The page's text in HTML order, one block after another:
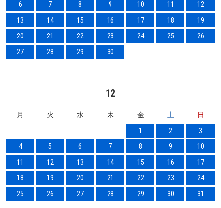
6
7 8 9 10 11
12
13
14 15 16 17 18
19
20
21 22 23 24 25
26
27
28 29 30
12
月 火 水 木 金 土
日
1
2
3
4
5 6 7 8 9
10
11
12 13 14 15 16
17
18
19 20 21 22 23
24
25
26 27 28 29 30 31